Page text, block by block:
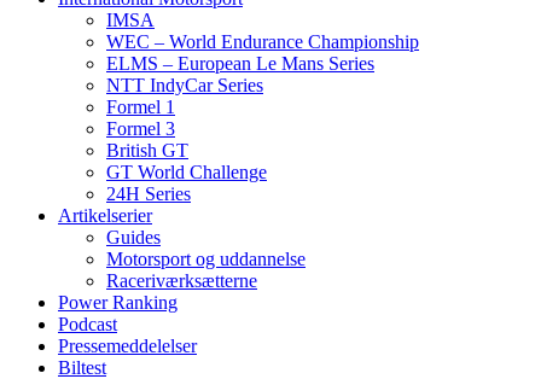
IMSA
WEC – World Endurance Championship
ELMS – European Le Mans Series
NTT IndyCar Series
Formel 1
Formel 3
British GT
GT World Challenge
24H Series
Artikelserier
Guides
Motorsport og uddannelse
Raceriværksætterne
Power Ranking
Podcast
Pressemeddelelser
Biltest